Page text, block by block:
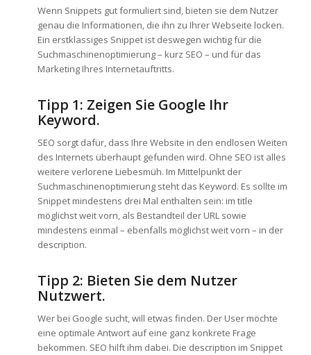
Wenn Snippets gut formuliert sind, bieten sie dem Nutzer
genau die Informationen, die ihn zu Ihrer Webseite locken.
Ein erstklassiges Snippet ist deswegen wichtig für die
Suchmaschinenoptimierung – kurz SEO – und für das
Marketing Ihres Internetauftritts.
Tipp 1: Zeigen Sie Google Ihr
Keyword.
SEO sorgt dafür, dass Ihre Website in den endlosen Weiten
des Internets überhaupt gefunden wird. Ohne SEO ist alles
weitere verlorene Liebesmüh. Im Mittelpunkt der
Suchmaschinenoptimierung steht das Keyword. Es sollte im
Snippet mindestens drei Mal enthalten sein: im title
möglichst weit vorn, als Bestandteil der URL sowie
mindestens einmal – ebenfalls möglichst weit vorn – in der
description.
Tipp 2: Bieten Sie dem Nutzer
Nutzwert.
Wer bei Google sucht, will etwas finden. Der User möchte
eine optimale Antwort auf eine ganz konkrete Frage
bekommen. SEO hilft ihm dabei. Die description im Snippet